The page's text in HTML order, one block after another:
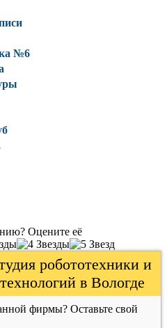
№6
Оцените её
робототехники и
в Вологде
фирмы? Оставьте свой